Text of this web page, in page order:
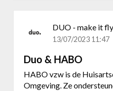
DUO - make it fly
13/07/2023 11:47
Duo & HABO
HABO vzw is de
Omgeving. Ze